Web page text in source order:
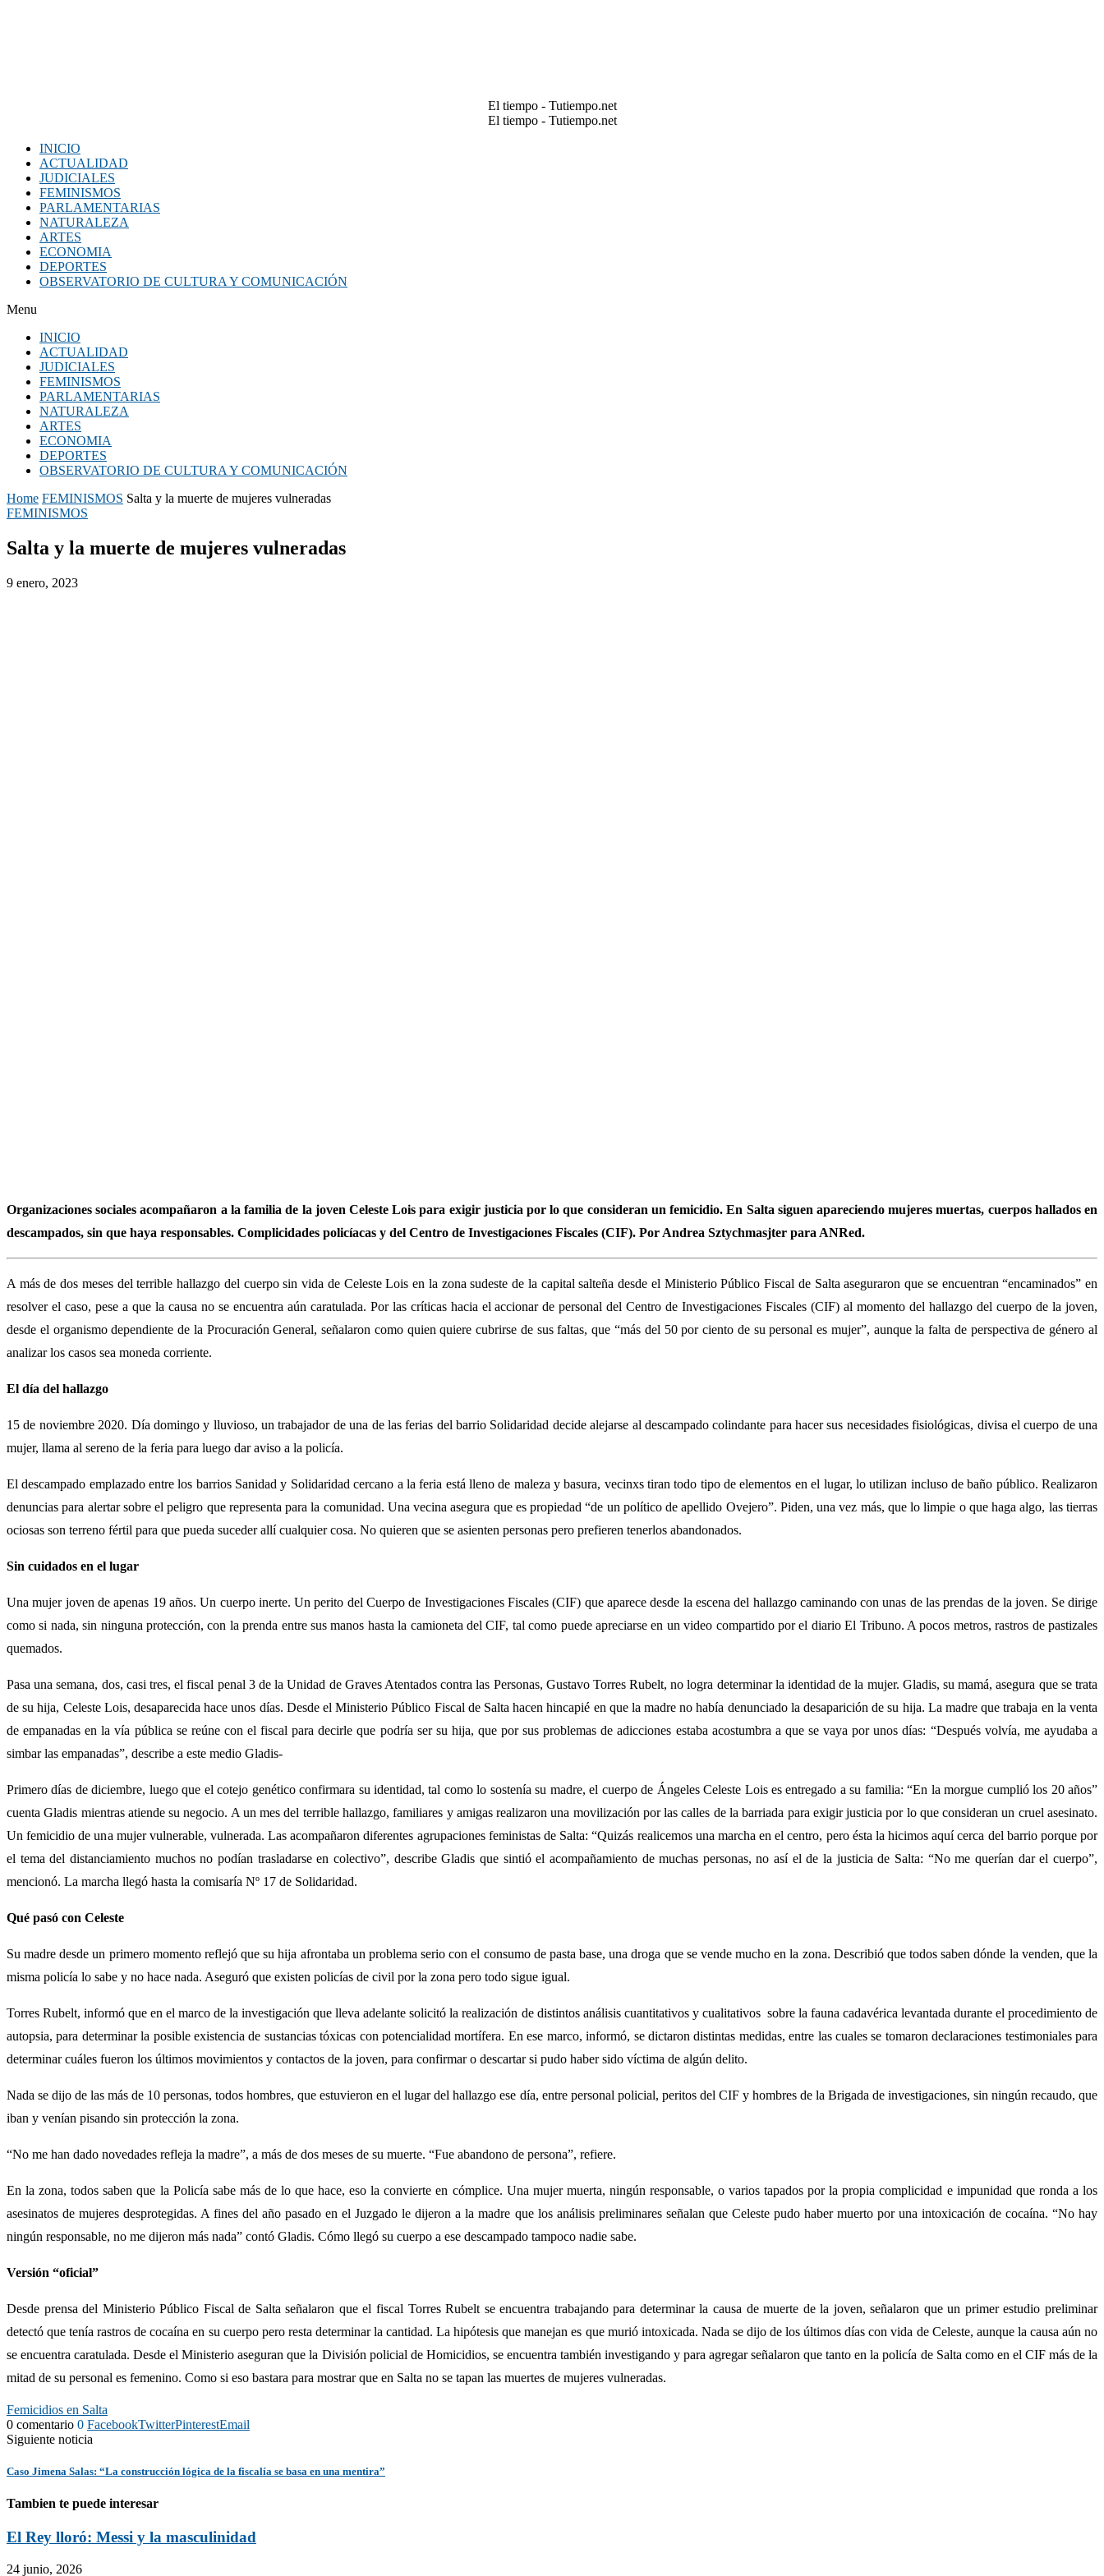
El tiempo - Tutiempo.net
El tiempo - Tutiempo.net
INICIO
ACTUALIDAD
JUDICIALES
FEMINISMOS
PARLAMENTARIAS
NATURALEZA
ARTES
ECONOMIA
DEPORTES
OBSERVATORIO DE CULTURA Y COMUNICACIÓN
Menu
INICIO
ACTUALIDAD
JUDICIALES
FEMINISMOS
PARLAMENTARIAS
NATURALEZA
ARTES
ECONOMIA
DEPORTES
OBSERVATORIO DE CULTURA Y COMUNICACIÓN
Home FEMINISMOS Salta y la muerte de mujeres vulneradas
FEMINISMOS
Salta y la muerte de mujeres vulneradas
9 enero, 2023
Organizaciones sociales acompañaron a la familia de la joven Celeste Lois para exigir justicia por lo que consideran un femicidio. En Salta siguen apareciendo mujeres muertas, cuerpos hallados en
descampados, sin que haya responsables. Complicidades policíacas y del Centro de Investigaciones Fiscales (CIF). Por Andrea Sztychmasjter para ANRed.
A más de dos meses del terrible hallazgo del cuerpo sin vida de Celeste Lois en la zona sudeste de la capital salteña desde el Ministerio Público Fiscal de Salta aseguraron que se encuentran “encaminados” en
resolver el caso, pese a que la causa no se encuentra aún caratulada. Por las críticas hacia el accionar de personal del Centro de Investigaciones Fiscales (CIF) al momento del hallazgo del cuerpo de la joven,
desde el organismo dependiente de la Procuración General, señalaron como quien quiere cubrirse de sus faltas, que “más del 50 por ciento de su personal es mujer”, aunque la falta de perspectiva de género al
analizar los casos sea moneda corriente.
El día del hallazgo
15 de noviembre 2020. Día domingo y lluvioso, un trabajador de una de las ferias del barrio Solidaridad decide alejarse al descampado colindante para hacer sus necesidades fisiológicas, divisa el cuerpo de una
mujer, llama al sereno de la feria para luego dar aviso a la policía.
El descampado emplazado entre los barrios Sanidad y Solidaridad cercano a la feria está lleno de maleza y basura, vecinxs tiran todo tipo de elementos en el lugar, lo utilizan incluso de baño público. Realizaron
denuncias para alertar sobre el peligro que representa para la comunidad. Una vecina asegura que es propiedad “de un político de apellido Ovejero”. Piden, una vez más, que lo limpie o que haga algo, las tierras
ociosas son terreno fértil para que pueda suceder allí cualquier cosa. No quieren que se asienten personas pero prefieren tenerlos abandonados.
Sin cuidados en el lugar
Una mujer joven de apenas 19 años. Un cuerpo inerte. Un perito del Cuerpo de Investigaciones Fiscales (CIF) que aparece desde la escena del hallazgo caminando con unas de las prendas de la joven. Se dirige
como si nada, sin ninguna protección, con la prenda entre sus manos hasta la camioneta del CIF, tal como puede apreciarse en un video compartido por el diario El Tribuno. A pocos metros, rastros de pastizales
quemados.
Pasa una semana, dos, casi tres, el fiscal penal 3 de la Unidad de Graves Atentados contra las Personas, Gustavo Torres Rubelt, no logra determinar la identidad de la mujer. Gladis, su mamá, asegura que se trata
de su hija, Celeste Lois, desaparecida hace unos días. Desde el Ministerio Público Fiscal de Salta hacen hincapié en que la madre no había denunciado la desaparición de su hija. La madre que trabaja en la venta
de empanadas en la vía pública se reúne con el fiscal para decirle que podría ser su hija, que por sus problemas de adicciones estaba acostumbra a que se vaya por unos días: “Después volvía, me ayudaba a
simbar las empanadas”, describe a este medio Gladis-
Primero días de diciembre, luego que el cotejo genético confirmara su identidad, tal como lo sostenía su madre, el cuerpo de Ángeles Celeste Lois es entregado a su familia: “En la morgue cumplió los 20 años”
cuenta Gladis mientras atiende su negocio. A un mes del terrible hallazgo, familiares y amigas realizaron una movilización por las calles de la barriada para exigir justicia por lo que consideran un cruel asesinato.
Un femicidio de una mujer vulnerable, vulnerada. Las acompañaron diferentes agrupaciones feministas de Salta: “Quizás realicemos una marcha en el centro, pero ésta la hicimos aquí cerca del barrio porque por
el tema del distanciamiento muchos no podían trasladarse en colectivo”, describe Gladis que sintió el acompañamiento de muchas personas, no así el de la justicia de Salta: “No me querían dar el cuerpo”,
mencionó. La marcha llegó hasta la comisaría Nº 17 de Solidaridad.
Qué pasó con Celeste
Su madre desde un primero momento reflejó que su hija afrontaba un problema serio con el consumo de pasta base, una droga que se vende mucho en la zona. Describió que todos saben dónde la venden, que la
misma policía lo sabe y no hace nada. Aseguró que existen policías de civil por la zona pero todo sigue igual.
Torres Rubelt, informó que en el marco de la investigación que lleva adelante solicitó la realización de distintos análisis cuantitativos y cualitativos sobre la fauna cadavérica levantada durante el procedimiento de
autopsia, para determinar la posible existencia de sustancias tóxicas con potencialidad mortífera. En ese marco, informó, se dictaron distintas medidas, entre las cuales se tomaron declaraciones testimoniales para
determinar cuáles fueron los últimos movimientos y contactos de la joven, para confirmar o descartar si pudo haber sido víctima de algún delito.
Nada se dijo de las más de 10 personas, todos hombres, que estuvieron en el lugar del hallazgo ese día, entre personal policial, peritos del CIF y hombres de la Brigada de investigaciones, sin ningún recaudo, que
iban y venían pisando sin protección la zona.
“No me han dado novedades refleja la madre”, a más de dos meses de su muerte. “Fue abandono de persona”, refiere.
En la zona, todos saben que la Policía sabe más de lo que hace, eso la convierte en cómplice. Una mujer muerta, ningún responsable, o varios tapados por la propia complicidad e impunidad que ronda a los
asesinatos de mujeres desprotegidas. A fines del año pasado en el Juzgado le dijeron a la madre que los análisis preliminares señalan que Celeste pudo haber muerto por una intoxicación de cocaína. “No hay
ningún responsable, no me dijeron más nada” contó Gladis. Cómo llegó su cuerpo a ese descampado tampoco nadie sabe.
Versión “oficial”
Desde prensa del Ministerio Público Fiscal de Salta señalaron que el fiscal Torres Rubelt se encuentra trabajando para determinar la causa de muerte de la joven, señalaron que un primer estudio preliminar
detectó que tenía rastros de cocaína en su cuerpo pero resta determinar la cantidad. La hipótesis que manejan es que murió intoxicada. Nada se dijo de los últimos días con vida de Celeste, aunque la causa aún no
se encuentra caratulada. Desde el Ministerio aseguran que la División policial de Homicidios, se encuentra también investigando y para agregar señalaron que tanto en la policía de Salta como en el CIF más de la
mitad de su personal es femenino. Como si eso bastara para mostrar que en Salta no se tapan las muertes de mujeres vulneradas.
Femicidios en Salta
0 comentario 0 FacebookTwitterPinterestEmail
Siguiente noticia
Caso Jimena Salas: “La construcción lógica de la fiscalía se basa en una mentira”
Tambien te puede interesar
El Rey lloró: Messi y la masculinidad
24 junio, 2026